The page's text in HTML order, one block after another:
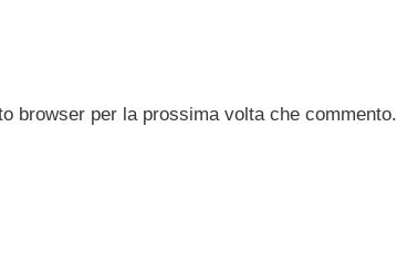
browser per la prossima volta che commento.